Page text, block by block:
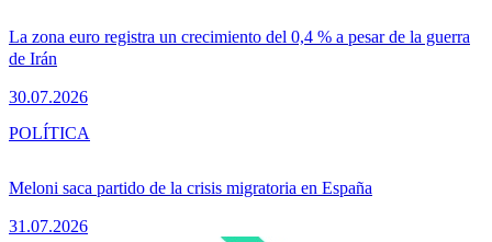
La zona euro registra un crecimiento del 0,4 % a pesar de la guerra
de Irán
30.07.2026
Meloni saca partido de la crisis migratoria en España
31.07.2026
POLÍTICA